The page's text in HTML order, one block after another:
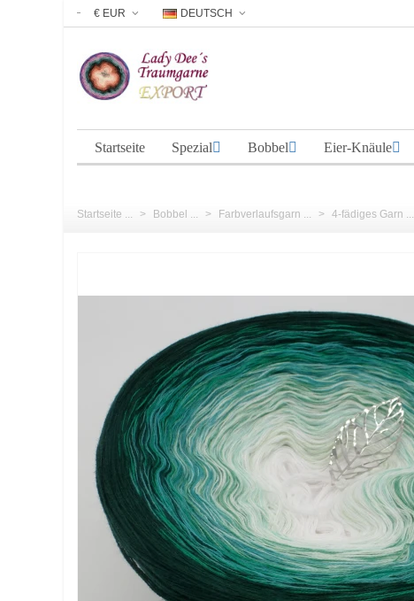
€ EUR DEUTSCH
Startseite Spezial Bobbel Eier-Knäule
Startseite ... > Bobbel ... > Farbverlaufsgarn ... > 4-fädiges Garn ...